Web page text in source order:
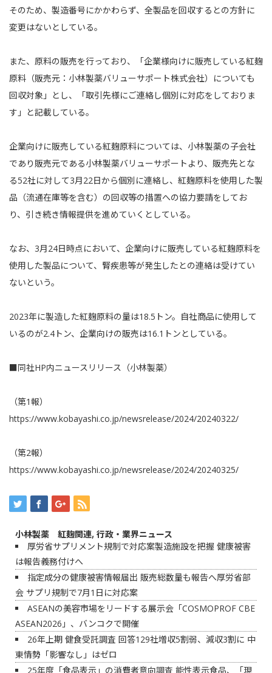
そのため、製造番号にかかわらず、全製品を回収するとの方針に
変更はないとしている。
また、原料の販売を行っており、「企業様向けに販売している紅麹
原料（販売元：小林製薬バリューサポート株式会社）についても
回収対象」とし、「取引先様にご連絡し個別に対応をしておりま
す」と記載している。
企業向けに販売している紅麹原料については、小林製薬の子会社
であり販売元である小林製薬バリューサポートより、販売先とな
る52社に対して3月22日から個別に連絡し、紅麹原料を使用した製
品（流通在庫等を含む）の回収等の措置への協力要請をしてお
り、引き続き情報提供を進めていくとしている。
なお、3月24日時点において、企業向けに販売している紅麹原料を
使用した製品について、腎疾患等が発生したとの連絡は受けてい
ないという。
2023年に製造した紅麹原料の量は18.5トン。自社商品に使用して
いるのが2.4トン、企業向けの販売は16.1トンとしている。
■同社HP内ニュースリリース（小林製薬）
（第1報）
https://www.kobayashi.co.jp/newsrelease/2024/20240322/
（第2報）
https://www.kobayashi.co.jp/newsrelease/2024/20240325/
小林製薬 紅麹関連, 行政・業界ニュース
厚労省サプリメント規制で対応案製造施設を把握 健康被害
は報告義務付けへ
指定成分の健康被害情報届出 販売総数量も報告へ厚労省部
会 サプリ規制で7月1日に対応案
ASEANの美容市場をリードする展示会「COSMOPROF CBE
ASEAN2026」、バンコクで開催
26年上期 健食受託調査 回答129社増収5割弱、減収3割に 中
東情勢「影響なし」はゼロ
25年度「食品表示」の消費者意向調査 能性表示食品、「現